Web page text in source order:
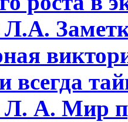
всегда
А. Мир